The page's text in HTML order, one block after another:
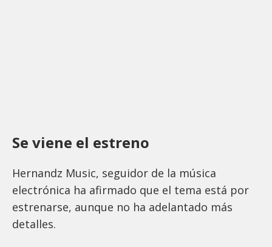
Se viene el estreno
Hernandz Music, seguidor de la música
electrónica ha afirmado que el tema está por
estrenarse, aunque no ha adelantado más
detalles.